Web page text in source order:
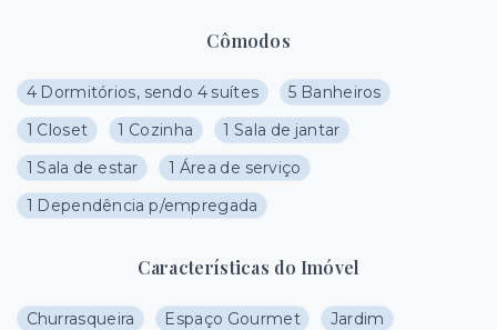
Cômodos
4 Dormitórios, sendo 4 suítes
5 Banheiros
1 Closet
1 Cozinha
1 Sala de jantar
1 Sala de estar
1 Área de serviço
1 Dependência p/empregada
Características do Imóvel
Churrasqueira Espaço Gourmet
Jardim